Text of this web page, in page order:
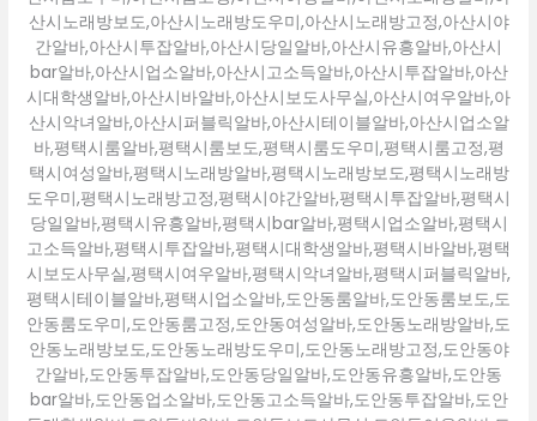
산시노래방보도,아산시노래방도우미,아산시노래방고정,아산시야
간알바,아산시투잡알바,아산시당일알바,아산시유흥알바,아산시
bar알바,아산시업소알바,아산시고소득알바,아산시투잡알바,아산
시대학생알바,아산시바알바,아산시보도사무실,아산시여우알바,아
산시악녀알바,아산시퍼블릭알바,아산시테이블알바,아산시업소알
바,평택시룸알바,평택시룸보도,평택시룸도우미,평택시룸고정,평
택시여성알바,평택시노래방알바,평택시노래방보도,평택시노래방
도우미,평택시노래방고정,평택시야간알바,평택시투잡알바,평택시
당일알바,평택시유흥알바,평택시bar알바,평택시업소알바,평택시
고소득알바,평택시투잡알바,평택시대학생알바,평택시바알바,평택
시보도사무실,평택시여우알바,평택시악녀알바,평택시퍼블릭알바,
평택시테이블알바,평택시업소알바,도안동룸알바,도안동룸보도,도
안동룸도우미,도안동룸고정,도안동여성알바,도안동노래방알바,도
안동노래방보도,도안동노래방도우미,도안동노래방고정,도안동야
간알바,도안동투잡알바,도안동당일알바,도안동유흥알바,도안동
bar알바,도안동업소알바,도안동고소득알바,도안동투잡알바,도안